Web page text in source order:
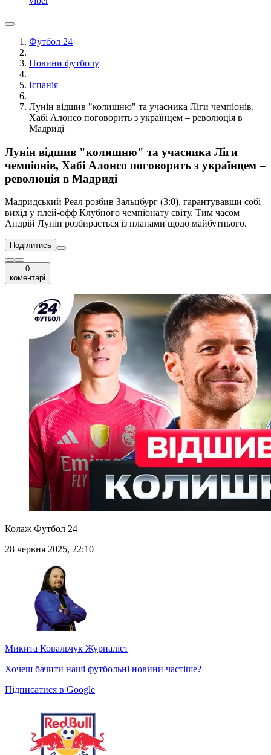
Футбол 24
Новини футболу
Іспанія
Лунін відшив "колишню" та учасника Ліги чемпіонів,
Хабі Алонсо поговорить з українцем – революція в
Мадриді
Лунін відшив "колишню" та учасника Ліги
чемпіонів, Хабі Алонсо поговорить з українцем –
революція в Мадриді
Мадридський Реал розбив Зальцбург (3:0), гарантувавши собі
вихід у плей-офф Клубного чемпіонату світу. Тим часом
Андрій Лунін розбирається із планами щодо майбутнього.
Поділитись
0
коментарі
Колаж Футбол 24
28 червня 2025, 22:10
Микита Ковальчук Журналіст
Хочеш бачити наші футбольні новини частіше?
Підписатися в Google